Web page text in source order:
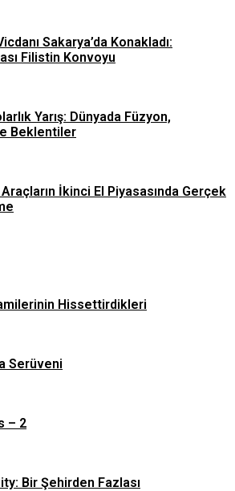
Sakarya’da Konakladı:
Filistin Konvoyu
Yarış: Dünyada Füzyon,
Beklentiler
İkinci El Piyasasında Gerçek
Hissettirdikleri
Serüveni
– 2
Bir Şehirden Fazlası